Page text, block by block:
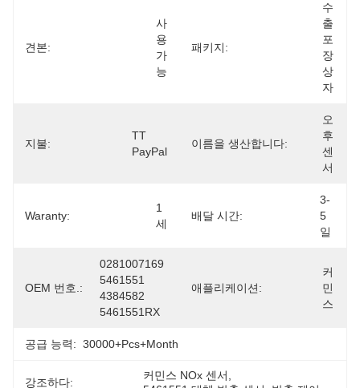
견본:
사
용
가
능
패키지:
수
출
포
장
상
자
지불:
TT
PayPal
이름을 생산합니다:
오
후
센
서
Waranty:
1
세
배달 시간:
3-
5
일
OEM 번호.:
0281007169
5461551
4384582
5461551RX
애플리케이션:
커
민
스
공급 능력: 30000+Pcs+Month
강조하다:
커민스 NOx 센서